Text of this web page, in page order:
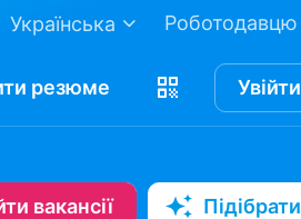
Роботодавцю
Українська
резюме Увійти
вакансії Підібрати